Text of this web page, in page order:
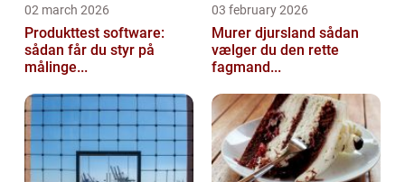
02 march 2026
Produkttest software:
sådan får du styr på
målinge...
03 february 2026
Murer djursland sådan
vælger du den rette
fagmand...